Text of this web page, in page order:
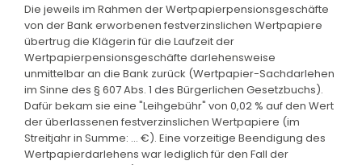
Die jeweils im Rahmen der Wertpapierpensionsgeschäfte
von der Bank erworbenen festverzinslichen Wertpapiere
übertrug die Klägerin für die Laufzeit der
Wertpapierpensionsgeschäfte darlehensweise
unmittelbar an die Bank zurück (Wertpapier-Sachdarlehen
im Sinne des § 607 Abs. 1 des Bürgerlichen Gesetzbuchs).
Dafür bekam sie eine "Leihgebühr" von 0,02 % auf den Wert
der überlassenen festverzinslichen Wertpapiere (im
Streitjahr in Summe: ... €). Eine vorzeitige Beendigung des
Wertpapierdarlehens war lediglich für den Fall der